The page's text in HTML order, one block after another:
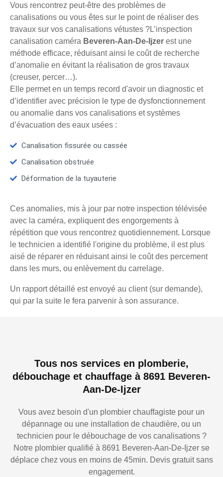
Vous rencontrez peut-être des problèmes de
canalisations ou vous êtes sur le point de réaliser des
travaux sur vos canalisations vétustes ?L’inspection
canalisation caméra Beveren-Aan-De-Ijzer est une
méthode efficace, réduisant ainsi le coût de recherche
d’anomalie en évitant la réalisation de gros travaux
(creuser, percer…).
Elle permet en un temps record d'avoir un diagnostic et
d’identifier avec précision le type de dysfonctionnement
ou anomalie dans vos canalisations et systèmes
d’évacuation des eaux usées :
Canalisation fissurée ou cassée
Canalisation obstruée
Déformation de la tuyauterie
Ces anomalies, mis à jour par notre inspection télévisée
avec la caméra, expliquent des engorgements à
répétition que vous rencontrez quotidiennement. Lorsque
le technicien a identifié l'origine du problème, il est plus
aisé de réparer en réduisant ainsi le coût des percement
dans les murs, ou enlèvement du carrelage.
Un rapport détaillé est envoyé au client (sur demande),
qui par la suite le fera parvenir à son assurance.
Tous nos services en plomberie,
débouchage et chauffage à 8691 Beveren-
Aan-De-Ijzer
Vous avez besoin d'un plombier chauffagiste pour un
dépannage ou une installation de chaudière, ou un
technicien pour le débouchage de vos canalisations ?
Notre plombier qualifié à 8691 Beveren-Aan-De-Ijzer se
déplace chez vous en moins de 45min. Devis gratuit sans
engagement.